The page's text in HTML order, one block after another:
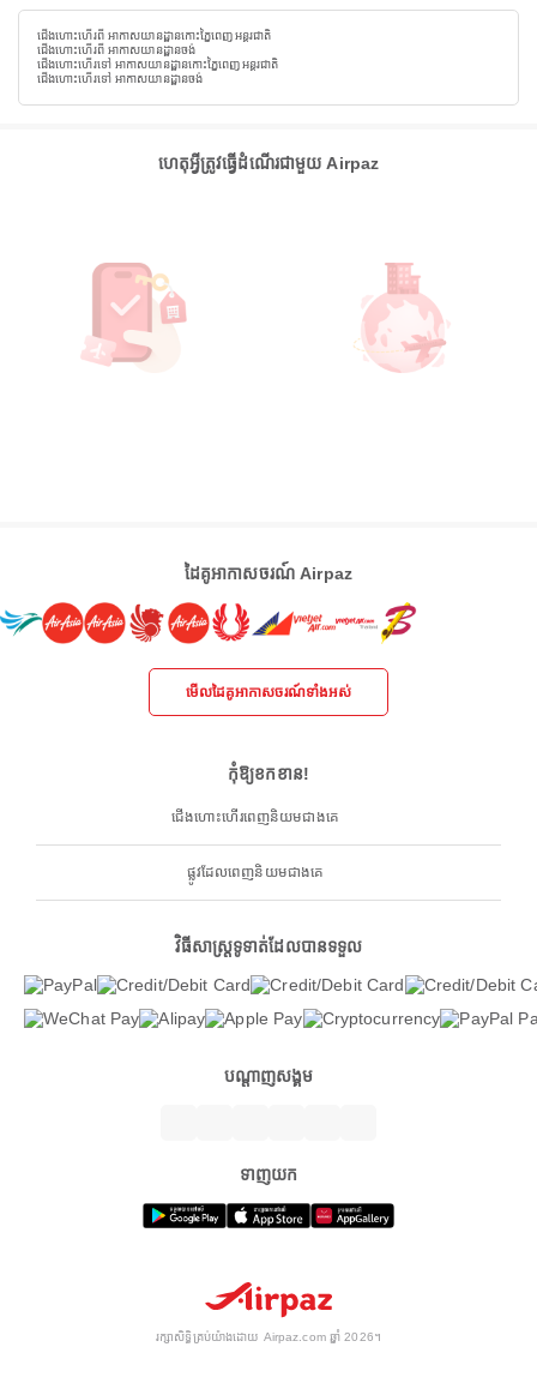
ជើងហោះហើរពី អាកាសយានដ្ឋានកោះភ្នៃពេញអន្តរជាតិ
ជើងហោះហើរពី អាកាសយានដ្ឋានចង់
ជើងហោះហើរទៅ អាកាសយានដ្ឋានកោះភ្នៃពេញអន្តរជាតិ
ជើងហោះហើរទៅ អាកាសយានដ្ឋានចង់
ហេតុអ្វីត្រូវធ្វើដំណើរជាមួយ Airpaz
ដៃគូអាកាសចរណ៍ Airpaz
មើលដៃគូអាកាសចរណ៍ទាំងអស់
កុំឱ្យខកខាន!
ជើងហោះហើរពេញនិយមជាងគេ
ផ្លូវដែលពេញនិយមជាងគេ
វិធីសាស្ត្រទូទាត់ដែលបានទទួល
បណ្តាញសង្គម
ទាញយក
រក្សាសិទ្ធិគ្រប់យ៉ាងដោយ Airpaz.com ឆ្នាំ 2026។